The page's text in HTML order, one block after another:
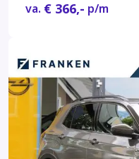
va. € 366,- p/m